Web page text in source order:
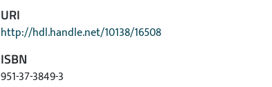
URI
http://hdl.handle.net/10138/16508
ISBN
951-37-3849-3